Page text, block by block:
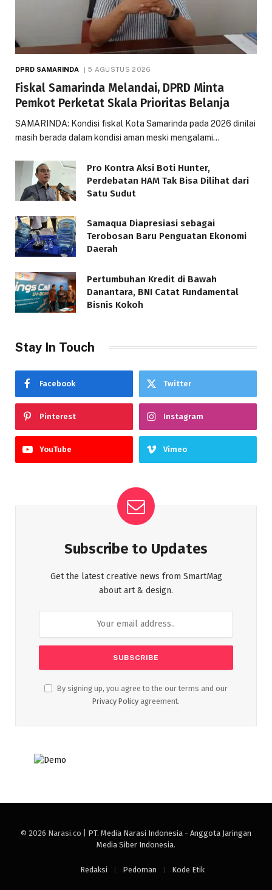
DPRD SAMARINDA 5 AGUSTUS 2026
Fiskal Samarinda Melandai, DPRD Minta
Pemkot Perketat Skala Prioritas Belanja
SAMARINDA: Kondisi fiskal Kota Samarinda pada 2026 dinilai
masih berada dalam kondisi aman meski mengalami…
Pro Kontra Aksi Boti Hunter,
Perdebatan HAM Tak Bisa Dilihat dari
Satu Sudut
Samaqua Diapresiasi sebagai
Terobosan Baru Penguatan Ekonomi
Daerah
Pertumbuhan Kredit di Bawah
Danantara, BNI Catat Fundamental
Bisnis Kokoh
Stay In Touch
Facebook Twitter
Pinterest Instagram
YouTube Vimeo
Subscribe to Updates
Get the latest creative news from SmartMag
about art & design.
By signing up, you agree to the our terms and our
Privacy Policy agreement.
© 2026 Narasi.co | PT. Media Narasi Indonesia - Anggota Jaringan
Media Siber Indonesia.
Redaksi Pedoman Kode Etik